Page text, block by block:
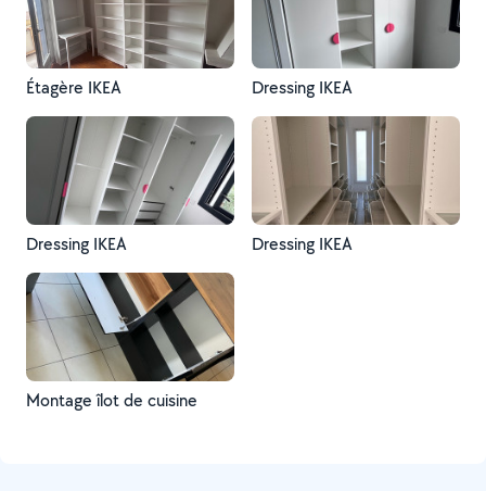
Étagère IKEA Dressing IKEA
Dressing IKEA Dressing IKEA
Montage îlot de cuisine